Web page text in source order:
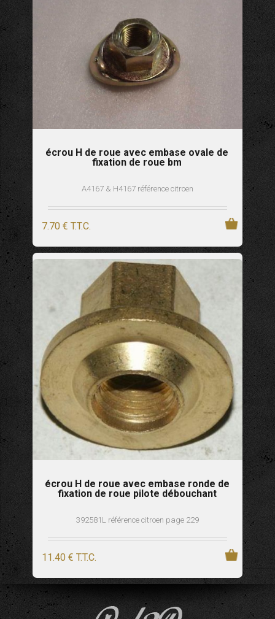
écrou H de roue avec embase ovale de
fixation de roue bm
A4167 & H4167 référence citroen
7.70 € T.T.C.
écrou H de roue avec embase ronde de
fixation de roue pilote débouchant
392581L référence citroen page 229
11.40 € T.T.C.